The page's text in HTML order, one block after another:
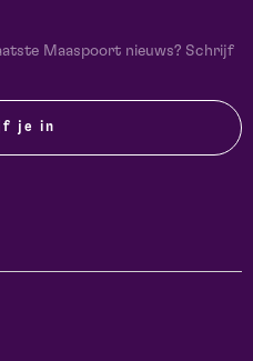
Maaspoort nieuws? Schrijf
je in